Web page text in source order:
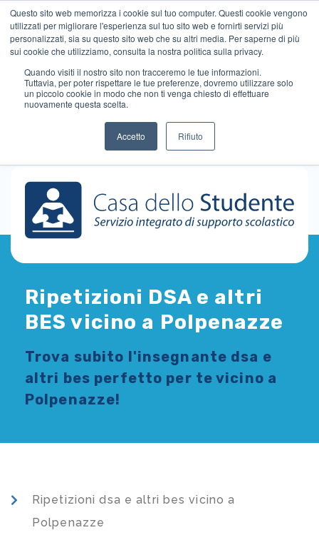
Questo sito web memorizza i cookie sul tuo computer. Questi cookie vengono
utilizzati per migliorare l'esperienza sul tuo sito web e fornirti servizi più
personalizzati, sia su questo sito web che su altri media. Per saperne di più
sui cookie che utilizziamo, consulta la nostra politica sulla privacy.
Quando visiti il ​​nostro sito non tracceremo le tue informazioni.
Tuttavia, per poter rispettare le tue preferenze, dovremo utilizzare solo
un piccolo cookie in modo che non ti venga chiesto di effettuare
nuovamente questa scelta.
Accetto Rifiuto
Ripetizioni DSA e altri
BES vicino a Polpenazze
Trova subito l'insegnante dsa e
altri bes perfetto per te vicino a
Polpenazze!
Ripetizioni dsa e altri bes vicino a
Polpenazze